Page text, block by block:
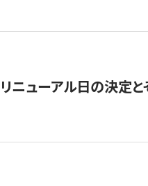
リニューアル日の決定